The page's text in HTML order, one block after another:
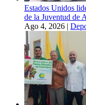
Estados Unidos
de la Juventud de
Ago 4, 2026 |